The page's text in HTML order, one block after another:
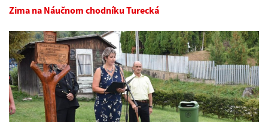
Zima na Náučnom chodníku Turecká